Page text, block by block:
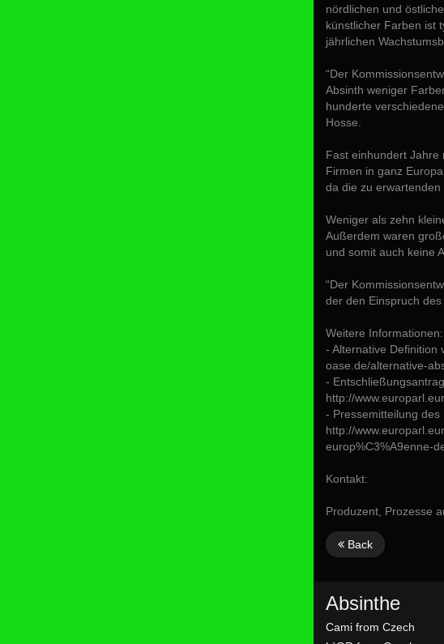
nördlichen und
künstlicher Farben ist
jährlichen
“Der
Absinth weniger
hunderte
Hosse.
Fast einhundert Jahre
Firmen in ganz
da die zu erwartenden
Weniger als zehn
Außerdem waren
und somit auch keine
“Der
der den Einspruch
Weitere Informationen:
- Alternative Definition
oase.de/alternative-
-
http://
- Pressemitteilung
http://
europ%C3%A9enne-
Kontakt:
Produzent, Prozesse
Back
Absinthe
Cami from Czech